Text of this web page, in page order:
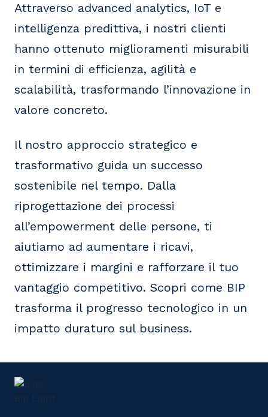
Attraverso advanced analytics, IoT e
intelligenza predittiva, i nostri clienti
hanno ottenuto miglioramenti misurabili
in termini di efficienza, agilità e
scalabilità, trasformando l’innovazione in
valore concreto.
Il nostro approccio strategico e
trasformativo guida un successo
sostenibile nel tempo. Dalla
riprogettazione dei processi
all’empowerment delle persone, ti
aiutiamo ad aumentare i ricavi,
ottimizzare i margini e rafforzare il tuo
vantaggio competitivo. Scopri come BIP
trasforma il progresso tecnologico in un
impatto duraturo sul business.